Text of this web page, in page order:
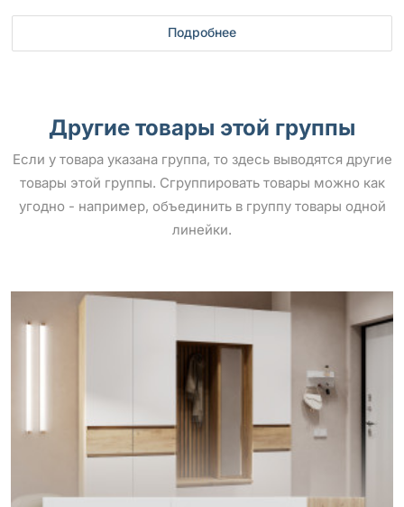
Подробнее
Другие товары этой группы
Если у товара указана группа, то здесь выводятся другие
товары этой группы. Сгруппировать товары можно как
угодно - например, объединить в группу товары одной
линейки.